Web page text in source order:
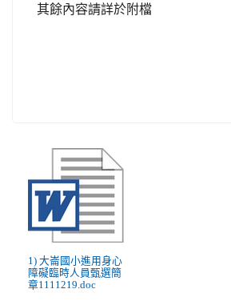
其餘內容請詳於附檔
1) 大崙國小進用身心
障礙臨時人員甄選簡
章1111219.doc